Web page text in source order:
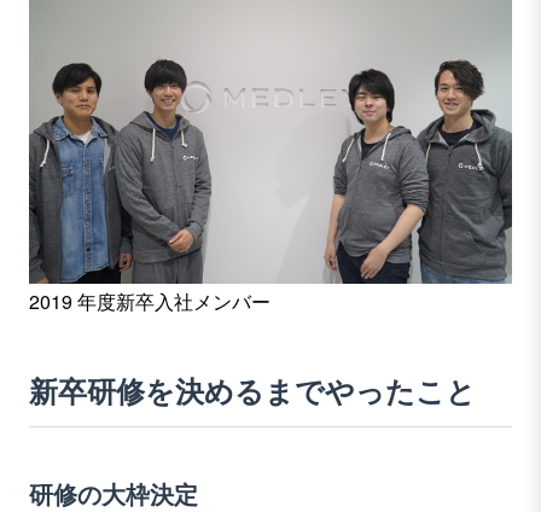
2019 年度新卒入社メンバー
新卒研修を決めるまでやったこと
研修の大枠決定